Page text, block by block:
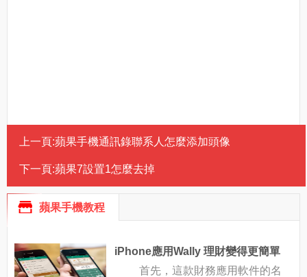
上一頁:蘋果手機通訊錄聯系人怎麼添加頭像
下一頁:蘋果7設置1怎麼去掉
蘋果手機教程
iPhone應用Wally 理財變得更簡單
首先，這款財務應用軟件的名